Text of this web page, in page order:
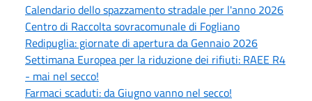
Calendario dello spazzamento stradale per l'anno 2026
Centro di Raccolta sovracomunale di Fogliano
Redipuglia: giornate di apertura da Gennaio 2026
Settimana Europea per la riduzione dei rifiuti: RAEE R4
- mai nel secco!
Farmaci scaduti: da Giugno vanno nel secco!